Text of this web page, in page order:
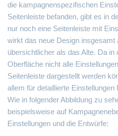
die kampagnenspezifischen
Seitenleiste befanden, gibt es in
nur noch eine Seitenleiste mit
wirkt das neue Design insgesamt
übersichtlicher als das Alte. Da in
Oberfläche nicht alle
Seitenleiste dargestellt werden
allem für detaillierte Einstellungen
Wie in folgender Abbildung zu
beispielsweise auf
Einstellungen und die Entwürfe: